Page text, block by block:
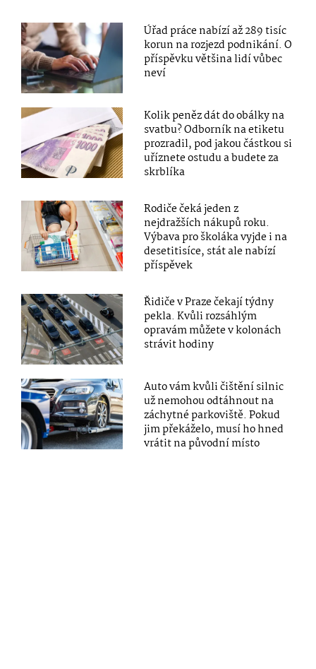
Úřad práce nabízí až 289 tisíc
korun na rozjezd podnikání. O
příspěvku většina lidí vůbec
neví
Kolik peněz dát do obálky na
svatbu? Odborník na etiketu
prozradil, pod jakou částkou si
uříznete ostudu a budete za
skrblíka
Rodiče čeká jeden z
nejdražších nákupů roku.
Výbava pro školáka vyjde i na
desetitisíce, stát ale nabízí
příspěvek
Řidiče v Praze čekají týdny
pekla. Kvůli rozsáhlým
opravám můžete v kolonách
strávit hodiny
Auto vám kvůli čištění silnic
už nemohou odtáhnout na
záchytné parkoviště. Pokud
jim překáželo, musí ho hned
vrátit na původní místo